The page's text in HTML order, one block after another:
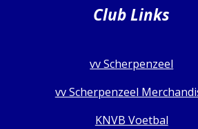
Club Links
vv Scherpenzeel
vv Scherpenzeel
KNVB Voetbal